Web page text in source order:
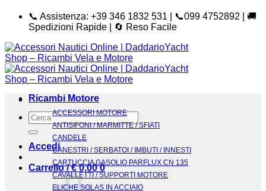
📞 Assistenza: +39 346 1832 531 | 📞099 4752892 | 🚚
Spedizioni Rapide | 🔄 Reso Facile
Cerca:
Accedi
Carrello /€0,00 0
Ricambi Motore
ACCESSORI MOTORE
ANTISIFONI / MARMITTE / SFIATI
CANDELE
CANESTRI / SERBATOI / IMBUTI / INNESTI
CARTUCCIA GASOLIO PARFLUX CN 135
CAVALLETTI / SUPPORTI MOTORE
ELICHE SOLAS IN ACCIAIO